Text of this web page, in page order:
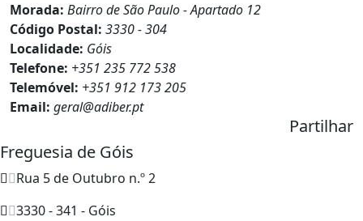
Morada: Bairro de São Paulo - Apartado 12
Código Postal: 3330 - 304
Localidade: Góis
Telefone: +351 235 772 538
Telemóvel: +351 912 173 205
Email: geral@adiber.pt
Partilhar
Freguesia de Góis
Rua 5 de Outubro n.º 2
3330 - 341 - Góis